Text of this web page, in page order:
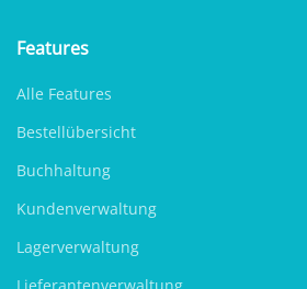
Features
Alle Features
Bestellübersicht
Buchhaltung
Kundenverwaltung
Lagerverwaltung